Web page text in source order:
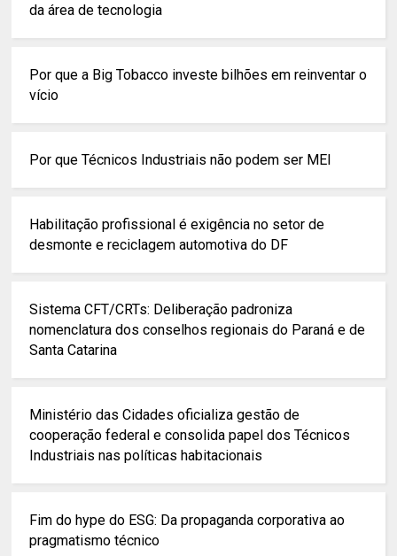
da área de tecnologia
Por que a Big Tobacco investe bilhões em reinventar o
vício
Por que Técnicos Industriais não podem ser MEI
Habilitação profissional é exigência no setor de
desmonte e reciclagem automotiva do DF
Sistema CFT/CRTs: Deliberação padroniza
nomenclatura dos conselhos regionais do Paraná e de
Santa Catarina
Ministério das Cidades oficializa gestão de
cooperação federal e consolida papel dos Técnicos
Industriais nas políticas habitacionais
Fim do hype do ESG: Da propaganda corporativa ao
pragmatismo técnico